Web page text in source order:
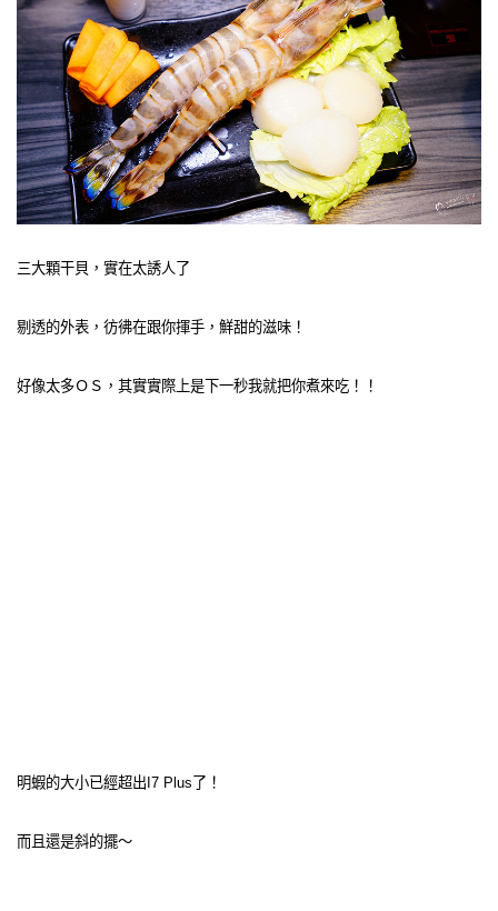
三大顆干貝，實在太誘人了
剔透的外表，彷彿在跟你揮手，鮮甜的滋味！
好像太多ＯＳ，其實實際上是下一秒我就把你煮來吃！！
明蝦的大小已經超出I7 Plus了！
而且還是斜的擺～